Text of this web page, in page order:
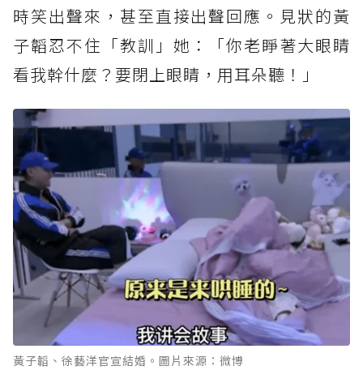
時笑出聲來，甚至直接出聲回應。見狀的黃
子韜忍不住「教訓」她：「你老睜著大眼睛
看我幹什麼？要閉上眼睛，用耳朵聽！」
黃子韜、徐藝洋官宣結婚。圖片來源：微博